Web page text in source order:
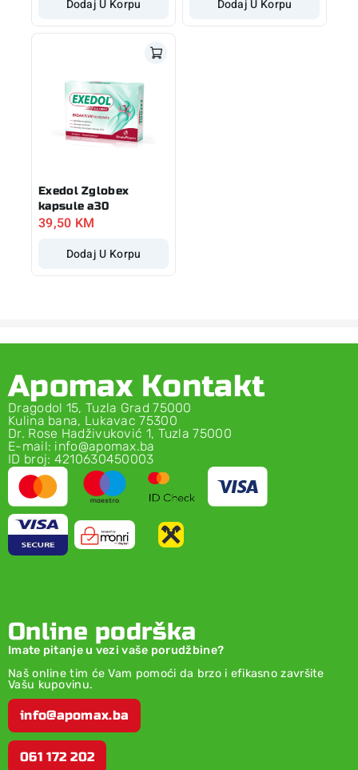
Dodaj U Korpu Dodaj U Korpu
Exedol Zglobex
kapsule a30
39,50 KM
Dodaj U Korpu
Apomax Kontakt
Dragodol 15, Tuzla Grad 75000
Kulina bana, Lukavac 75300
Dr. Rose Hadživuković 1, Tuzla 75000
E-mail: info@apomax.ba
ID broj: 4210630450003
Online podrška
Imate pitanje u vezi vaše porudžbine?
Naš online tim će Vam pomoći da brzo i efikasno završite
Vašu kupovinu.
info@apomax.ba
061 172 202